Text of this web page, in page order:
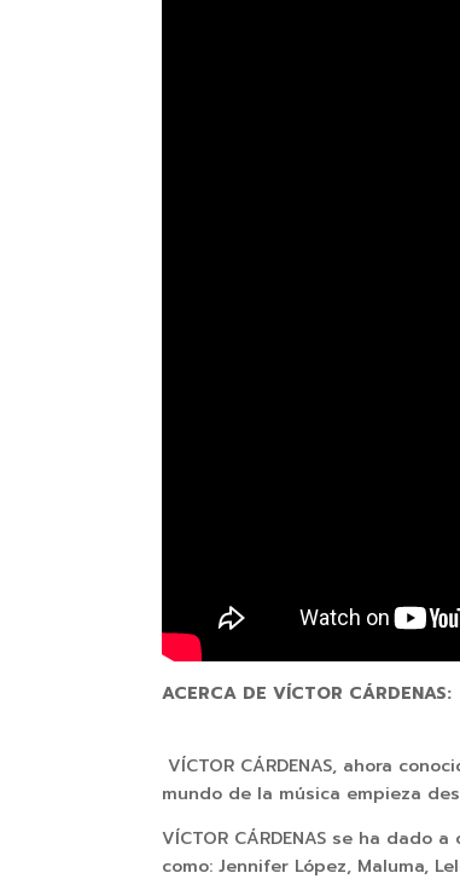
ACERCA DE VÍCTOR CÁRDENAS:
VÍCTOR CÁRDENAS, ahora
mundo de la música empieza
VÍCTOR CÁRDENAS se ha dado
como: Jennifer López, Maluma,